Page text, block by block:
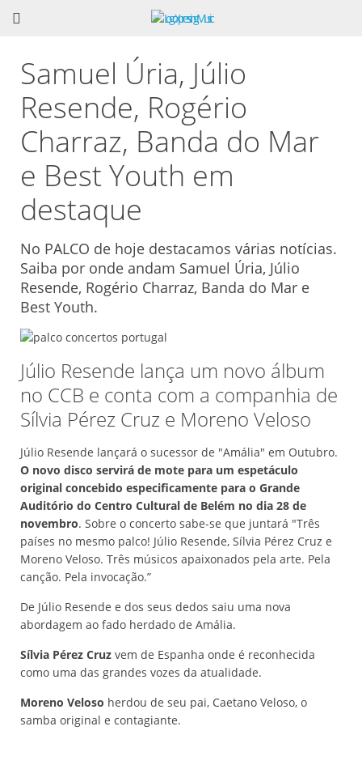
Samuel Úria, Júlio
Resende, Rogério
Charraz, Banda do Mar
e Best Youth em
destaque
No PALCO de hoje destacamos várias notícias.
Saiba por onde andam Samuel Úria, Júlio
Resende, Rogério Charraz, Banda do Mar e
Best Youth.
Júlio Resende lança um novo álbum
no CCB e conta com a companhia de
Sílvia Pérez Cruz e Moreno Veloso
Júlio Resende lançará o sucessor de "Amália" em Outubro.
O novo disco servirá de mote para um espetáculo
original concebido especificamente para o Grande
Auditório do Centro Cultural de Belém no dia 28 de
novembro. Sobre o concerto sabe-se que juntará "Três
países no mesmo palco! Júlio Resende, Sílvia Pérez Cruz e
Moreno Veloso. Três músicos apaixonados pela arte. Pela
canção. Pela invocação.”
De Júlio Resende e dos seus dedos saiu uma nova
abordagem ao fado herdado de Amália.
Sílvia Pérez Cruz vem de Espanha onde é reconhecida
como uma das grandes vozes da atualidade.
Moreno Veloso herdou de seu pai, Caetano Veloso, o
samba original e contagiante.